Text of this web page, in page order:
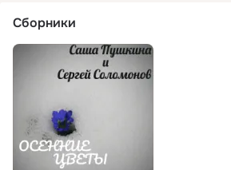
Сборники